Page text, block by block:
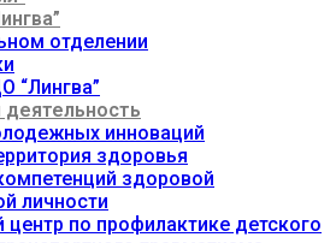
отделении
“Лингва”
инноваций
здоровья
здоровой
личности
центр по профилактике детского